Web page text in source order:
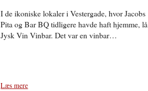
I de ikoniske lokaler i Vestergade, hvor Jacobs
Pita og Bar BQ tidligere havde haft hjemme, lå
Jysk Vin Vinbar. Det var en vinbar…
Læs mere